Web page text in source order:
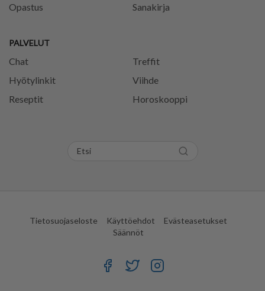
Opastus
PALVELUT
Chat
Treffit
Hyötylinkit
Viihde
Reseptit
Horoskooppi
Sanakirja
Tietosuojaseloste Käyttöehdot
Evästeasetukset
Säännöt